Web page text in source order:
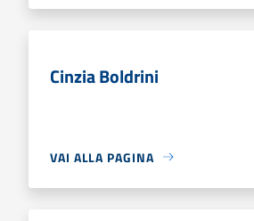
Cinzia Boldrini
VAI ALLA PAGINA